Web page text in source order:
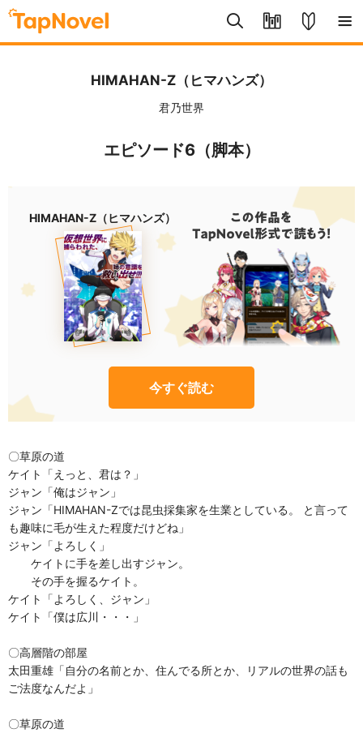
HIMAHAN-Z（ヒマハンズ）
君乃世界
エピソード6（脚本）
HIMAHAN-Z（ヒマハンズ）
今すぐ読む
〇草原の道
ケイト「えっと、君は？」
ジャン「俺はジャン」
ジャン「HIMAHAN-Zでは昆虫採集家を生業としている。 と言って
も趣味に毛が生えた程度だけどね」
ジャン「よろしく」
ケイトに手を差し出すジャン。
その手を握るケイト。
ケイト「よろしく、ジャン」
ケイト「僕は広川・・・」
〇高層階の部屋
太田重雄「自分の名前とか、住んでる所とか、リアルの世界の話も
ご法度なんだよ」
〇草原の道